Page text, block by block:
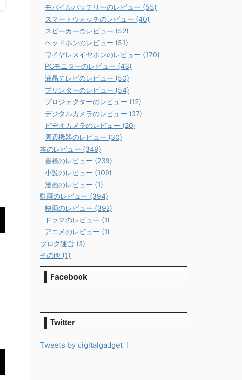
モバイルバッテリーのレビュー (55)
スマートウォッチのレビュー (40)
スピーカーのレビュー (52)
ヘッドホンのレビュー (51)
ワイヤレスイヤホンのレビュー (170)
PCモニターのレビュー (43)
液晶テレビのレビュー (50)
プリンターのレビュー (54)
プロジェクターのレビュー (12)
デジタルカメラのレビュー (37)
ビデオカメラのレビュー (20)
周辺機器のレビュー (30)
本のレビュー (349)
書籍のレビュー (239)
小説のレビュー (109)
漫画のレビュー (1)
動画のレビュー (394)
映画のレビュー (392)
ドラマのレビュー (1)
アニメのレビュー (1)
ブログ運営 (3)
その他 (1)
Facebook
Twitter
Tweets by digitalgadget_l